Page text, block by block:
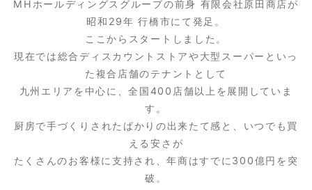
MHホールディングスグループの前身 有限会社原田商店が
昭和29年 行橋市にて発足。
ここからスタートしました。
現在では総合ディスカウントストアや大型スーパーといっ
た複合店舗のテナントとして
九州エリアを中心に、全国400店舗以上を展開していま
す。
厨房で手づくりされたばかりの出来たて感と、いつでも買
える安さが
たくさんのお客様に支持され、年商はすでに300億円を突
破。